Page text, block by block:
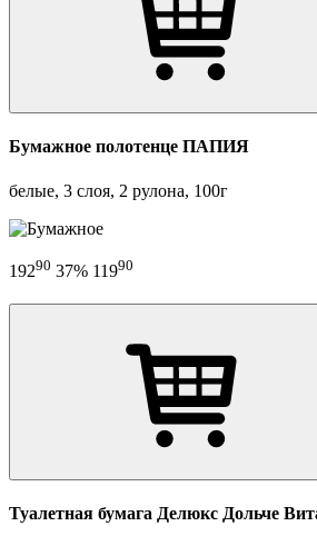
Бумажное полотенце ПАПИЯ
белые, 3 слоя, 2 рулона, 100г
19290 37% 11990
Туалетная бумага Делюкс Дольче